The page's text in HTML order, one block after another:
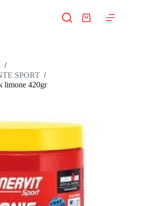
Carrello
/
SPORT /
limone 420gr